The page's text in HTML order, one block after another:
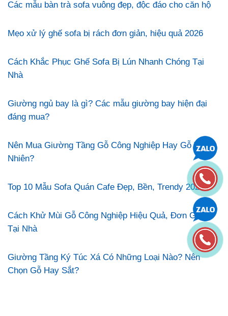
Các mẫu bàn trà sofa vuông đẹp, độc đáo cho căn hộ
Mẹo xử lý ghế sofa bị rách đơn giản, hiệu quả 2026
Cách Khắc Phục Ghế Sofa Bị Lún Nhanh Chóng Tại
Nhà
Giường ngủ bay là gì? Các mẫu giường bay hiện đại
đáng mua?
Nên Mua Giường Tầng Gỗ Công Nghiệp Hay Gỗ Tự
Nhiên?
Top 10 Mẫu Sofa Quán Cafe Đẹp, Bền, Trendy 2026
Cách Khử Mùi Gỗ Công Nghiệp Hiệu Quả, Đơn Giản
Tại Nhà
Giường Tầng Ký Túc Xá Có Những Loại Nào? Nên
Chọn Gỗ Hay Sắt?